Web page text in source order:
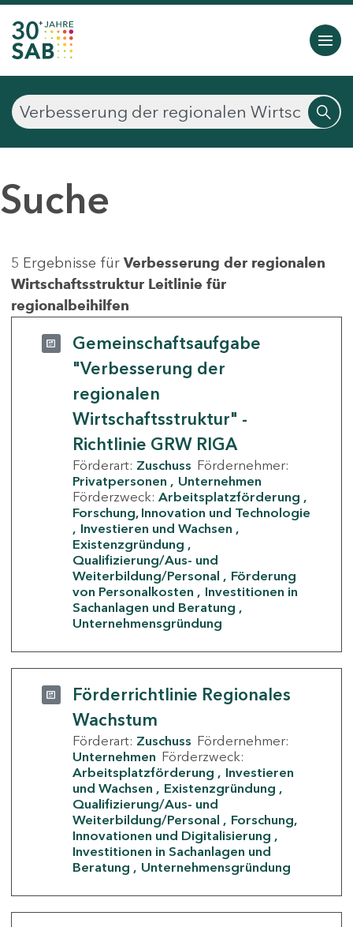
Suche
5 Ergebnisse für Verbesserung der regionalen
Wirtschaftsstruktur Leitlinie für
regionalbeihilfen
Gemeinschaftsaufgabe
"Verbesserung der
regionalen
Wirtschaftsstruktur" -
Richtlinie GRW RIGA
Förderart: Zuschuss Fördernehmer:
Privatpersonen
Unternehmen
Förderzweck: Arbeitsplatzförderung
Forschung, Innovation und Technologie
Investieren und Wachsen
Existenzgründung
Qualifizierung/Aus- und
Weiterbildung/Personal
Förderung
von Personalkosten
Investitionen in
Sachanlagen und Beratung
Unternehmensgründung
Förderrichtlinie Regionales
Wachstum
Förderart: Zuschuss Fördernehmer:
Unternehmen Förderzweck:
Arbeitsplatzförderung
Investieren
und Wachsen
Existenzgründung
Qualifizierung/Aus- und
Weiterbildung/Personal
Forschung,
Innovationen und Digitalisierung
Investitionen in Sachanlagen und
Beratung
Unternehmensgründung